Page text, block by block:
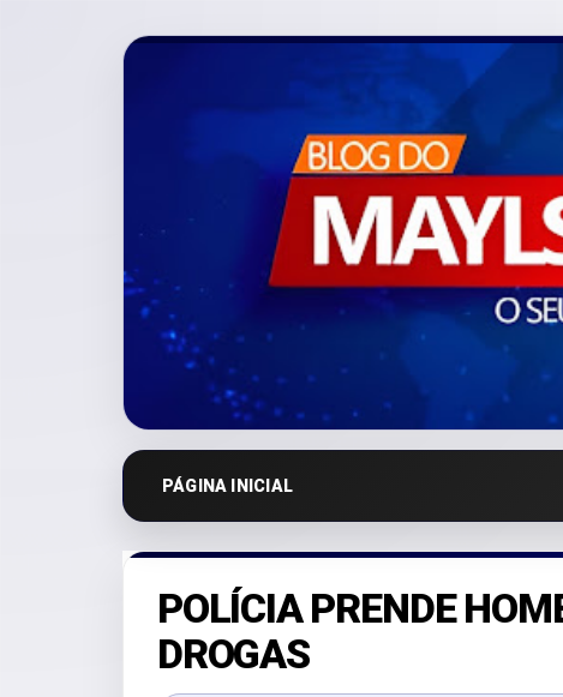
PÁGINA INICIAL
POLÍCIA PRENDE
DROGAS